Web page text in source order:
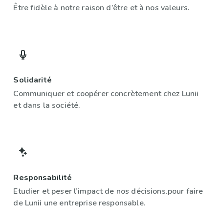
Être fidèle à notre raison d’être et à nos valeurs.
Solidarité
Communiquer et coopérer concrètement chez Lunii
et dans la société.
Responsabilité
Etudier et peser l’impact de nos décisions.pour faire
de Lunii une entreprise responsable.